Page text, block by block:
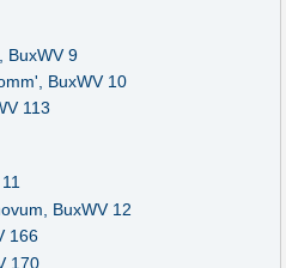
BuxWV 9
BuxWV 10
113
BuxWV 12
166
170